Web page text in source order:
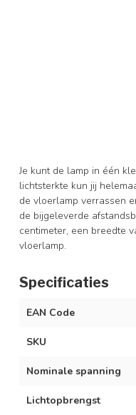
Je kunt de lamp in één
lichtsterkte kun jij
de vloerlamp verrassen
de bijgeleverde
centimeter, een breedte
vloerlamp.
Specificaties
EAN Code
SKU
Nominale spanning
Lichtopbrengst